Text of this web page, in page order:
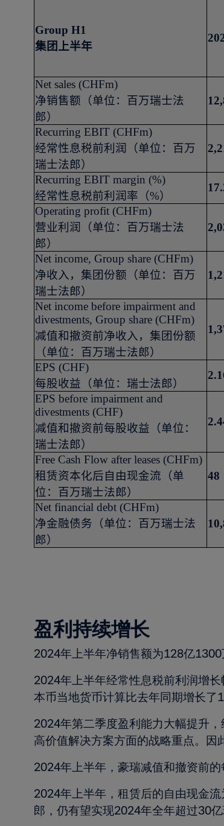
Group H1
集团上半年
Net sales (CHFm)
净销售额（单位：百万瑞士法
郎）
Recurring EBIT (CHFm)
经常性息税前利润（单位：百万
瑞士法郎）
Recurring EBIT margin (%)
经常性息税前利润率（%）
Operating profit (CHFm)
营业利润（单位：百万瑞士法
郎）
Net income, Group share (CHFm)
净收入，集团份额（单位：百万
瑞士法郎）
Net income before impairment and
divestments, Group share (CHFm)
减值和撤资前净收入，集团份额
（单位：百万瑞士法郎）
EPS (CHF)
每股收益（单位：瑞士法郎）
EPS before impairment and
divestments (CHF)
减值和撤资前每股收益（单位：
瑞士法郎）
Free Cash Flow after leases (CHFm)
租赁资本化后自由现金流（单
位：百万瑞士法郎）
48
Net financial debt (CHFm)
净金融债务（单位：百万瑞士法
郎）
盈利持续增长
2024年上半年净销售额为128亿1300
2024年上半年经常性息税前利润增
本币当地货币计算比去年同期增长了
2024年第二季度盈利能力大幅提升
高价值解决方案方面的战略重点。因
2024年上半年，豪瑞减值和撤资前
2024年上半年，租赁后的自由现金
郎，仍有望实现2024年全年超过30亿